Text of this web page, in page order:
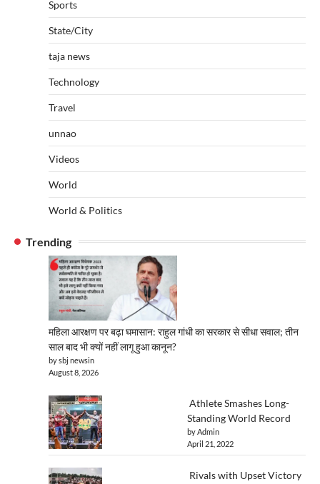
Sports
State/City
taja news
Technology
Travel
unnao
Videos
World
World & Politics
Trending
महिला आरक्षण पर बढ़ा घमासान: राहुल गांधी का सरकार से सीधा सवाल; तीन
साल बाद भी क्यों नहीं लागू हुआ कानून?
by sbj newsin
August 8, 2026
Athlete Smashes Long-
Standing World Record
by Admin
April 21, 2022
Rivals with Upset Victory